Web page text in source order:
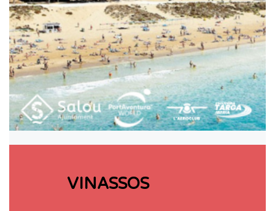
VINASSOS